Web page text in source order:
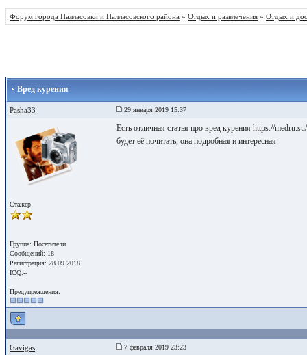
Форум города Палласовки и Палласовского района » Отдых и развлечения » Отдых и
Вред курения
Pasha33 29 января 2019 15:37
Стажер
Группа: Посетители
Сообщений: 18
Регистрация: 28.09.2018
ICQ:--
Предупреждения:
Есть отличная статья про вред курения https://
будет её почитать, она подробная и интересная
Gavigas 7 февраля 2019 23:23